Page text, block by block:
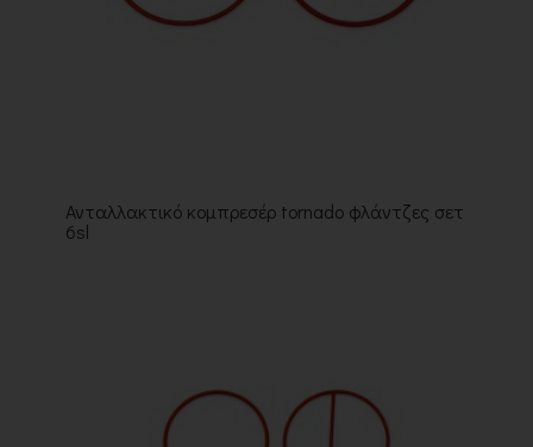
Ανταλλακτικό κομπρεσέρ tornado φλάντζες σετ
6sl